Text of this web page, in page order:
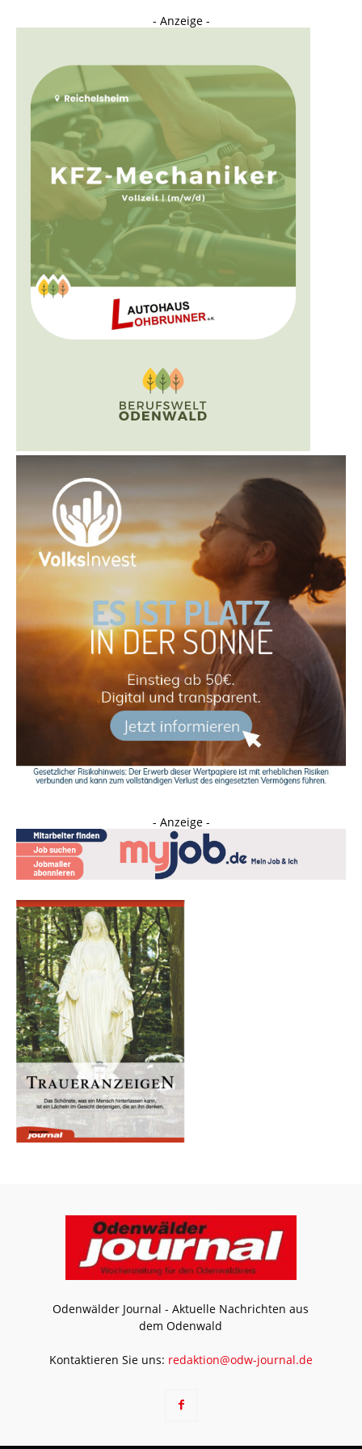
- Anzeige -
- Anzeige -
Odenwälder Journal - Aktuelle Nachrichten aus
dem Odenwald
Kontaktieren Sie uns: redaktion@odw-journal.de